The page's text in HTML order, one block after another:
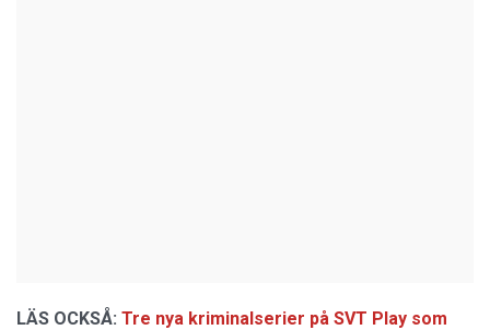
LÄS OCKSÅ: Tre nya kriminalserier på SVT Play som